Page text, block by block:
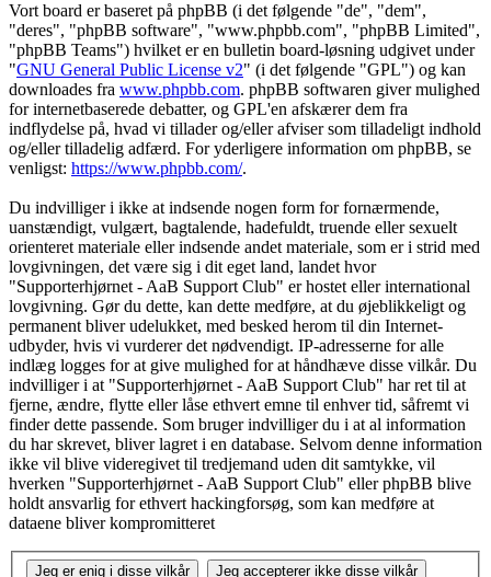
Vort board er baseret på phpBB (i det følgende "de", "dem",
"deres", "phpBB software", "www.phpbb.com", "phpBB Limited",
"phpBB Teams") hvilket er en bulletin board-løsning udgivet under
"GNU General Public License v2" (i det følgende "GPL") og kan
downloades fra www.phpbb.com. phpBB softwaren giver mulighed
for internetbaserede debatter, og GPL'en afskærer dem fra
indflydelse på, hvad vi tillader og/eller afviser som tilladeligt indhold
og/eller tilladelig adfærd. For yderligere information om phpBB, se
venligst: https://www.phpbb.com/.
Du indvilliger i ikke at indsende nogen form for fornærmende,
uanstændigt, vulgært, bagtalende, hadefuldt, truende eller sexuelt
orienteret materiale eller indsende andet materiale, som er i strid med
lovgivningen, det være sig i dit eget land, landet hvor
"Supporterhjørnet - AaB Support Club" er hostet eller international
lovgivning. Gør du dette, kan dette medføre, at du øjeblikkeligt og
permanent bliver udelukket, med besked herom til din Internet-
udbyder, hvis vi vurderer det nødvendigt. IP-adresserne for alle
indlæg logges for at give mulighed for at håndhæve disse vilkår. Du
indvilliger i at "Supporterhjørnet - AaB Support Club" har ret til at
fjerne, ændre, flytte eller låse ethvert emne til enhver tid, såfremt vi
finder dette passende. Som bruger indvilliger du i at al information
du har skrevet, bliver lagret i en database. Selvom denne information
ikke vil blive videregivet til tredjemand uden dit samtykke, vil
hverken "Supporterhjørnet - AaB Support Club" eller phpBB blive
holdt ansvarlig for ethvert hackingforsøg, som kan medføre at
dataene bliver kompromitteret